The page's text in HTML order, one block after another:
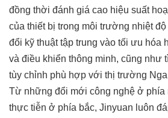
đồng thời đánh giá cao hiệu suất
của thiết bị trong môi trường nhiệt
đổi kỹ thuật tập trung vào tối ưu hóa
và điều khiển thông minh, cũng như
tùy chỉnh phù hợp với thị trường
Từ những đổi mới công nghệ ở phía
thực tiễn ở phía bắc, Jinyuan luôn